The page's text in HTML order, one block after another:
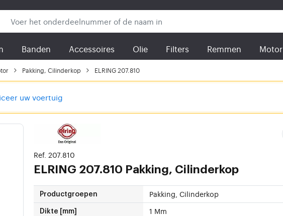
Banden Accessoires Olie Filters Remmen Motor
Pakking, Cilinderkop ELRING 207.810
uw voertuig
Ref. 207.810
ELRING 207.810 Pakking, Cilinderkop
Productgroepen Pakking, Cilinderkop
Dikte [mm] 1 Mm